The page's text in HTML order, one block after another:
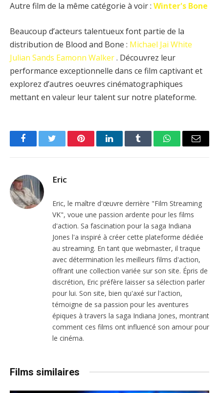
Autre film de la même catégorie à voir : Winter's Bone
Beaucoup d’acteurs talentueux font partie de la
distribution de Blood and Bone : Michael Jai White
Julian Sands Eamonn Walker. Découvrez leur
performance exceptionnelle dans ce film captivant et
explorez d’autres oeuvres cinématographiques
mettant en valeur leur talent sur notre plateforme.
FacebookTwitter PinterestLinkedInTumblr WhatsAppEmail
Eric
Eric, le maître d'œuvre derrière "Film Streaming
VK", voue une passion ardente pour les films
d'action. Sa fascination pour la saga Indiana
Jones l'a inspiré à créer cette plateforme dédiée
au streaming. En tant que webmaster, il traque
avec détermination les meilleurs films d'action,
offrant une collection variée sur son site. Épris de
discrétion, Eric préfère laisser sa sélection parler
pour lui. Son site, bien qu'axé sur l'action,
témoigne de sa passion pour les aventures
épiques à travers la saga Indiana Jones, montrant
comment ces films ont influencé son amour pour
le cinéma.
Films similaires